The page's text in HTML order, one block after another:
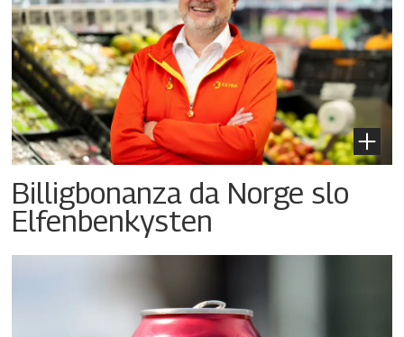
Billigbonanza da Norge slo
Elfenbenkysten